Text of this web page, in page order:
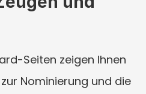
Seiten zeigen Ihnen
Nominierung und die